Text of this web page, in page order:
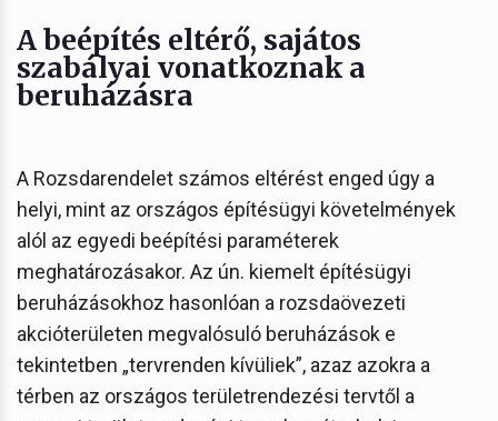
A beépítés eltérő, sajátos
szabályai vonatkoznak a
beruházásra
A Rozsdarendelet számos eltérést enged úgy a
helyi, mint az országos építésügyi követelmények
alól az egyedi beépítési paraméterek
meghatározásakor. Az ún. kiemelt építésügyi
beruházásokhoz hasonlóan a rozsdaövezeti
akcióterületen megvalósuló beruházások e
tekintetben „tervrenden kívüliek”, azaz azokra a
térben az országos területrendezési tervtől a